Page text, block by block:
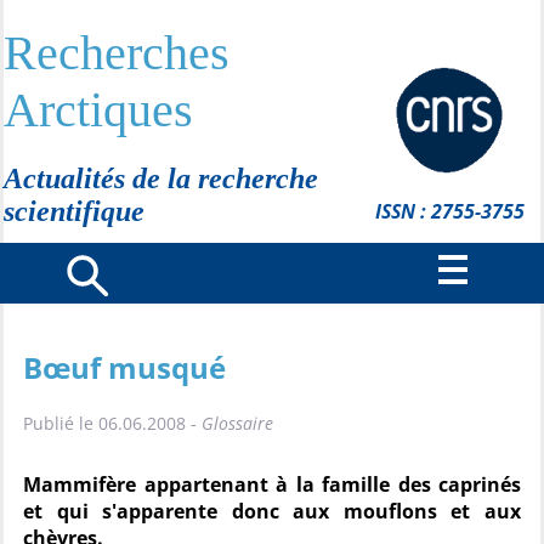
Recherches
Arctiques
Actualités de la recherche
scientifique
ISSN : 2755-3755
Bœuf musqué
Publié le 06.06.2008 - Glossaire
Mammifère appartenant à la famille des caprinés
et qui s'apparente donc aux mouflons et aux
chèvres.